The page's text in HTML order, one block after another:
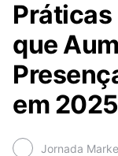
Práticas
que
em 2025
Jornada